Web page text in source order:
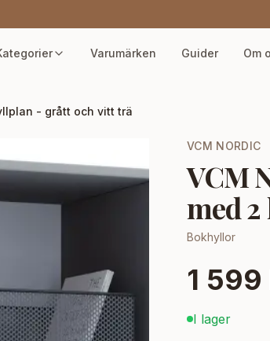
Varumärken Guider Om
- grått och vitt trä
VCM NORDIC
VCM
med
Bokhyllor
1
I lager